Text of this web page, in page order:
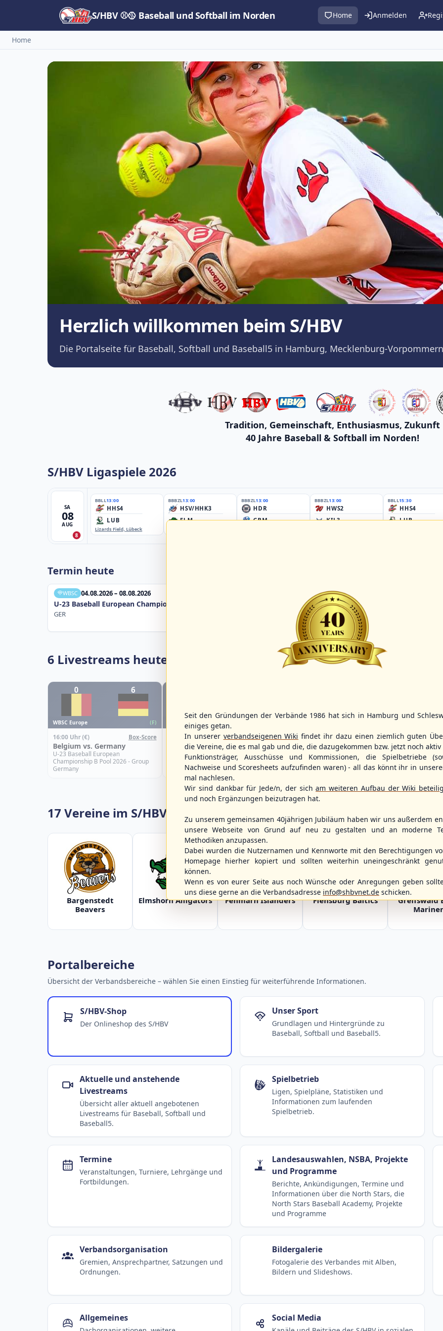
S/HBV ⚾🥎 Baseball und Softball im Norden Home Anmelden
Home
Herzlich willkommen beim S/HBV
Die Portalseite für Baseball, Softball und Baseball5 in Hamburg, Mecklenburg-
Tradition, Gemeinschaft, Enthusiasmus, Zukunft
40 Jahre Baseball & Softball im Norden!
S/HBV Ligaspiele 2026
SA
08
AUG
8
BBLL13:00
HHS4
LUB
Lizards Field, Lübeck
BBBZL13:00
HSV/HHK3
ELM
BBBZL13:00
HDR
GBM
BBBZL13:00
HWS2
KIL3
BBLL15:30
HHS4
LUB
Termin heute
WBSC 04.08.2026 – 08.08.2026
U-23 Baseball European Championship B Pool 2026 - Group Germany
GER
6 Livestreams heute
0 6
WBSC Europe (F)
16:00 Uhr(€) Box-Score
Belgium vs. Germany
U-23 Baseball European
Championship B Pool 2026 - Group
Germany
WBSC Europe
15:00 Uhr(€) Box-Score
Slovakia vs. Spain
U-23 Baseball European
Championship B Pool 2026 - Group
12:00 Uhr(€) Box-Score
Poland vs. Sweden
U-23 Baseball European
Championship B Pool 2026 - Group
Germany
WBSC Europe
11:30 Uhr(€)
Switzerland
U-23 Baseball
Championship B
Spain
17 Vereine im S/HBV
Bargenstedt
Beavers
Elmshorn Alligators Fehmarn Islanders Flensburg Baltics
Greifswald
Portalbereiche
Übersicht der Verbandsbereiche – wählen Sie einen Einstieg für weiterführende Informationen.
S/HBV-Shop
Der Onlineshop des S/HBV
Unser Sport
Grundlagen und Hintergründe zu
Baseball, Softball und Baseball5.
Aktuelle und anstehende
Livestreams
Übersicht aller aktuell angebotenen
Livestreams für Baseball, Softball und
Baseball5.
Spielbetrieb
Ligen, Spielpläne, Statistiken und
Informationen zum laufenden
Spielbetrieb.
Termine
Veranstaltungen, Turniere, Lehrgänge und
Fortbildungen.
Landesauswahlen, NSBA, Projekte
und Programme
Berichte, Ankündigungen, Termine und
Informationen über die North Stars, die
North Stars Baseball Academy, Projekte
und Programme
Verbandsorganisation
Gremien, Ansprechpartner, Satzungen und
Ordnungen.
Bildergalerie
Fotogalerie des Verbandes mit Alben,
Bildern und Slideshows.
Allgemeines Social Media
Seit den Gründungen der Verbände 1986 hat sich in Hamburg und
einiges getan.
In unserer verbandseigenen Wiki findet ihr dazu einen ziemlich guten
die Vereine, die es mal gab und die, die dazugekommen bzw. jetzt noch aktiv
Funktionsträger, Ausschüsse und Kommissionen, die Spielbetriebe
Nachweise und Scoresheets aufzufinden waren) - all das könnt ihr in
mal nachlesen.
Wir sind dankbar für Jede/n, der sicham weiteren Aufbau der Wiki
und noch Ergänzungen beizutragen hat.
Zu unserem gemeinsamen 40jährigen Jubiläum haben wir uns außerdem
unsere Webseite von Grund auf neu zu gestalten und an moderne
Methodiken anzupassen.
Dabei wurden die Nutzernamen und Kennworte mit den Berechtigungen
Homepage hierher kopiert und sollten weiterhin uneingeschränkt
können.
Wenn es von eurer Seite aus noch Wünsche oder Anregungen geben
uns diese gerne an die Verbandsadresse info@shbvnet.de schicken.